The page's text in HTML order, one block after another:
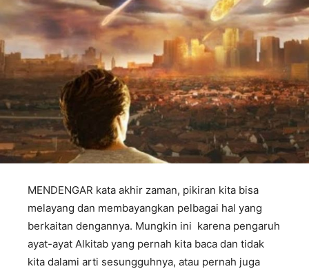
MENDENGAR kata akhir zaman, pikiran kita bisa
melayang dan membayangkan pelbagai hal yang
berkaitan dengannya. Mungkin ini karena pengaruh
ayat-ayat Alkitab yang pernah kita baca dan tidak
kita dalami arti sesungguhnya, atau pernah juga